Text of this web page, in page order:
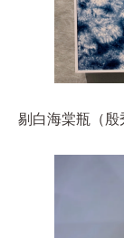
剔白海棠瓶（殷